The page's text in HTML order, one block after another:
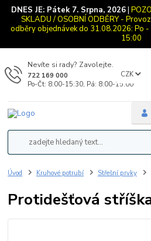
DNES JE: Pátek 7. Srpna, 2026|
SKLADU / OSOBNÍ ODBĚRY -
odběry objednávek do 31.08.2026: Po
15:00
CZK
Nevíte si rady? Zavolejte.
722 169 000
Po-Čt: 8:00-15:30, Pá: 8:00-15:00
Úvod Kruhové potrubí Střešní prvky
Protidešťová